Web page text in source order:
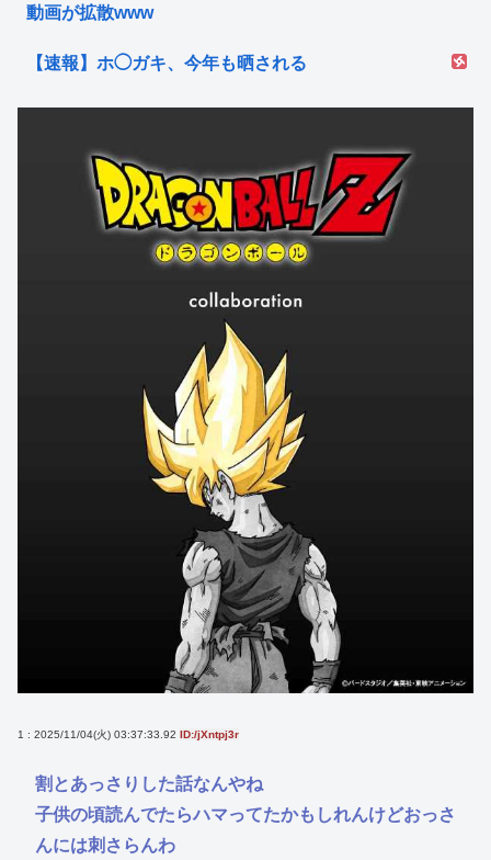
動画が拡散www
【速報】ホ◯ガキ、今年も晒される
1 : 2025/11/04(火) 03:37:33.92 ID:/jXntpj3r
割とあっさりした話なんやね
子供の頃読んでたらハマってたかもしれんけどおっさ
んには刺さらんわ